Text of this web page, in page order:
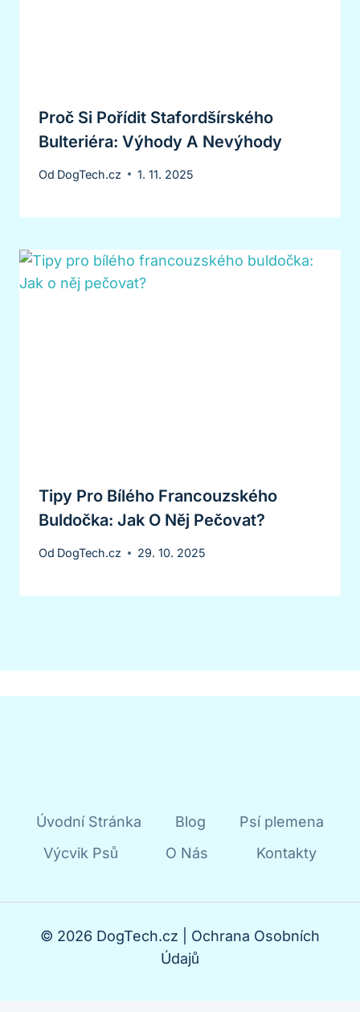
Proč Si Pořídit Stafordšírského
Bulteriéra: Výhody A Nevýhody
Od DogTech.cz 1. 11. 2025
Tipy Pro Bílého Francouzského
Buldočka: Jak O Něj Pečovat?
Od DogTech.cz 29. 10. 2025
Úvodní Stránka Blog
Psí plemena
Výcvik Psů
O Nás Kontakty
© 2026 DogTech.cz | Ochrana Osobních
Údajů